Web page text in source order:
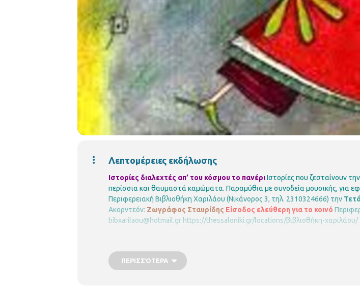
Λεπτομέρειες εκδήλωσης
Ιστορίες διαλεχτές απ’ του κόσμου το πανέριΙστορίες που ζεσταίνουν
περίσσια και θαυμαστά καμώματα. Παραμύθια με συνοδεία μουσικής, για
Περιφερειακή Βιβλιοθήκη Χαριλάου (Νικάνορος 3, τηλ. 2310324666) την
Ακορντεόν: Ζωγράφος Σταυρίδης Είσοδος ελεύθερη για το κοινό
bibxarilaou@hotmail.gr https://thessaloniki.gr/locations/βιβλιοθήκη-χαριλάου/
ΠΕΡΙΣΣΌΤΕΡΑ